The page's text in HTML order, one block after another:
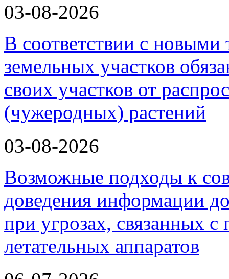
03-08-2026
В соответствии с новыми
земельных участков
своих участков от
(чужеродных) растений
03-08-2026
Возможные подходы к
доведения информации
при угрозах, связанных
летательных аппаратов